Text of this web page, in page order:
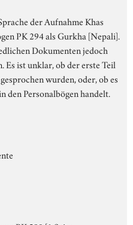
der Aufnahme Khas
PK 294 als Gurkha [Nepali].
Dokumenten jedoch
Es ist unklar, ob der erste Teil
wurden, oder, ob es
den Personalbögen handelt.